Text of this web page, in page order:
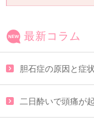
最新コラム
胆石症の原因と症
二日酔いで頭痛が